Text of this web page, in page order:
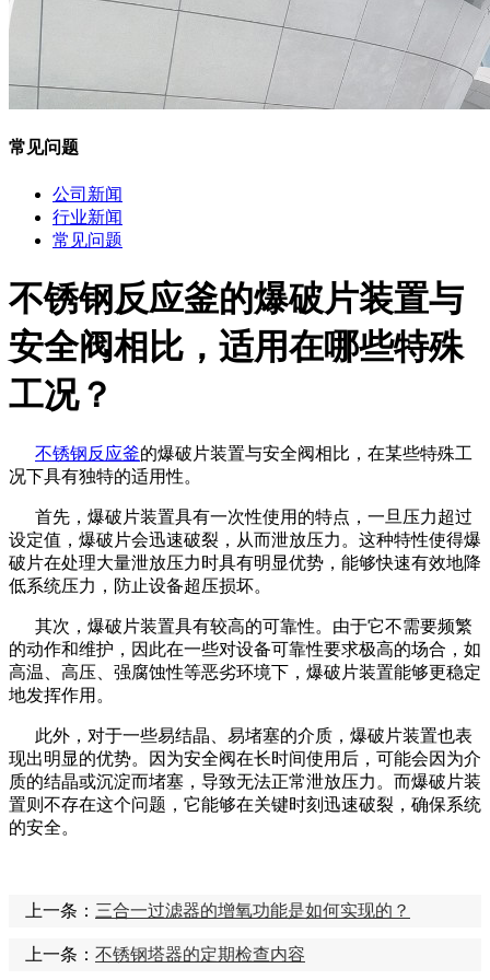
常见问题
公司新闻
行业新闻
常见问题
​不锈钢反应釜的爆破片装置与
安全阀相比，适用在哪些特殊
工况？
不锈钢反应釜的爆破片装置与安全阀相比，在某些特殊工
况下具有独特的适用性。
首先，爆破片装置具有一次性使用的特点，一旦压力超过
设定值，爆破片会迅速破裂，从而泄放压力。这种特性使得爆
破片在处理大量泄放压力时具有明显优势，能够快速有效地降
低系统压力，防止设备超压损坏。
其次，爆破片装置具有较高的可靠性。由于它不需要频繁
的动作和维护，因此在一些对设备可靠性要求极高的场合，如
高温、高压、强腐蚀性等恶劣环境下，爆破片装置能够更稳定
地发挥作用。
此外，对于一些易结晶、易堵塞的介质，爆破片装置也表
现出明显的优势。因为安全阀在长时间使用后，可能会因为介
质的结晶或沉淀而堵塞，导致无法正常泄放压力。而爆破片装
置则不存在这个问题，它能够在关键时刻迅速破裂，确保系统
的安全。
上一条： ​三合一过滤器的增氧功能是如何实现的？
上一条： ​不锈钢塔器的定期检查内容